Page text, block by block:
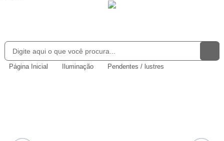
Página Inicial Iluminação Pendentes / lustres